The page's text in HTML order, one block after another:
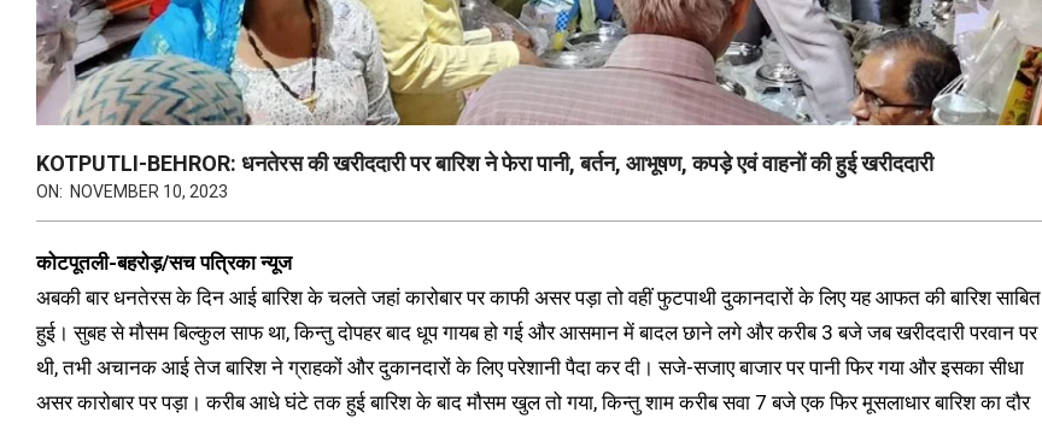
KOTPUTLI-BEHROR: धनतेरस की खरीददारी पर बारिश ने फेरा पानी, बर्तन, आभूषण, कपड़े एवं वाहनों की हुई खरीददारी
ON: NOVEMBER 10, 2023
कोटपूतली-बहरोड़/सच पत्रिका न्यूज
अबकी बार धनतेरस के दिन आई बारिश के चलते जहां कारोबार पर काफी असर पड़ा तो वहीं फुटपाथी दुकानदारों के लिए यह आफत की बारिश साबित
हुई। सुबह से मौसम बिल्कुल साफ था, किन्तु दोपहर बाद धूप गायब हो गई और आसमान में बादल छाने लगे और करीब 3 बजे जब खरीददारी परवान पर
थी, तभी अचानक आई तेज बारिश ने ग्राहकों और दुकानदारों के लिए परेशानी पैदा कर दी। सजे-सजाए बाजार पर पानी फिर गया और इसका सीधा
असर कारोबार पर पड़ा। करीब आधे घंटे तक हुई बारिश के बाद मौसम खुल तो गया, किन्तु शाम करीब सवा 7 बजे एक फिर मूसलाधार बारिश का दौर